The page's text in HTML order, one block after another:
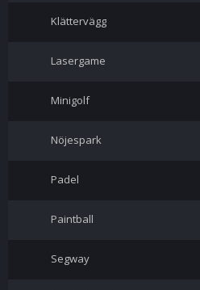
Klättervägg
Lasergame
Minigolf
Nöjespark
Padel
Paintball
Segway